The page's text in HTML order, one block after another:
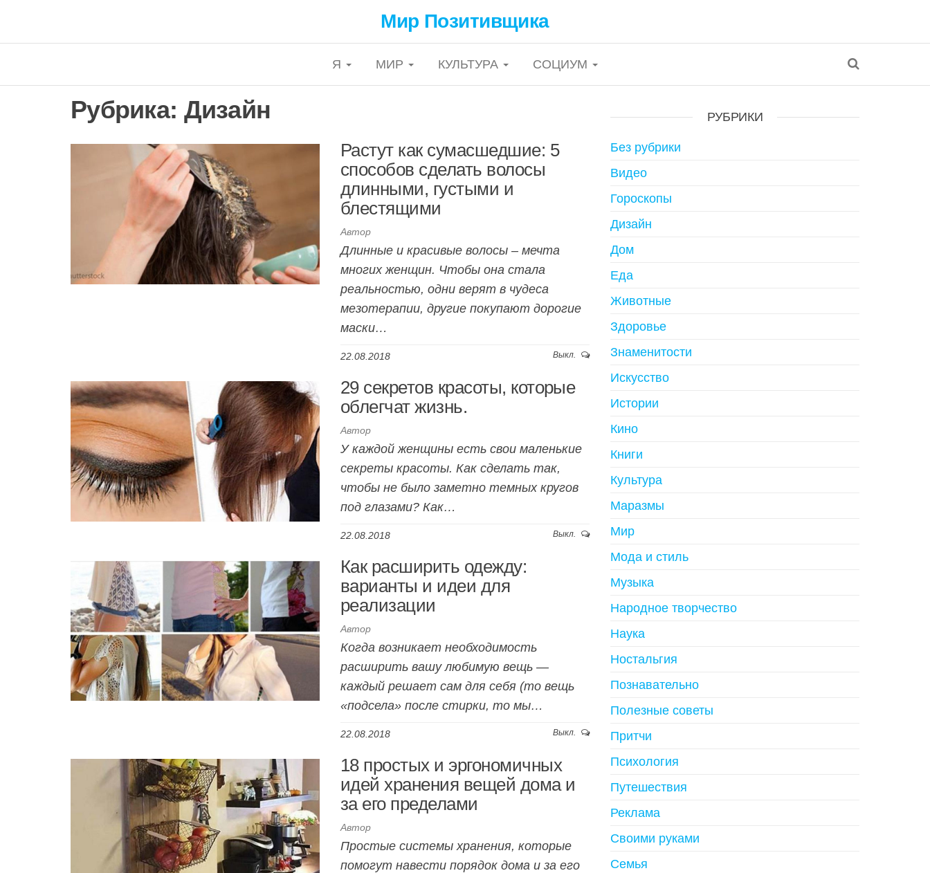
Мир Позитивщика
Я МИР КУЛЬТУРА СОЦИУМ
Рубрика: Дизайн
Растут как сумасшедшие: 5
способов сделать волосы
длинными, густыми и
блестящими
Автор
Длинные и красивые волосы – мечта
многих женщин. Чтобы она стала
реальностью, одни верят в чудеса
мезотерапии, другие покупают дорогие
маски…
22.08.2018 Выкл.
29 секретов красоты, которые
облегчат жизнь.
Автор
У каждой женщины есть свои маленькие
секреты красоты. Как сделать так,
чтобы не было заметно темных кругов
под глазами? Как…
22.08.2018 Выкл.
Как расширить одежду:
варианты и идеи для
реализации
Автор
Когда возникает необходимость
расширить вашу любимую вещь —
каждый решает сам для себя (то вещь
«подсела» после стирки, то мы…
22.08.2018 Выкл.
18 простых и эргономичных
идей хранения вещей дома и
за его пределами
Автор
Простые системы хранения, которые
помогут навести порядок дома и за его
РУБРИКИ
Без рубрики
Видео
Гороскопы
Дизайн
Дом
Еда
Животные
Здоровье
Знаменитости
Искусство
Истории
Кино
Книги
Культура
Маразмы
Мир
Мода и стиль
Музыка
Народное творчество
Наука
Ностальгия
Познавательно
Полезные советы
Притчи
Психология
Путешествия
Реклама
Своими руками
Семья